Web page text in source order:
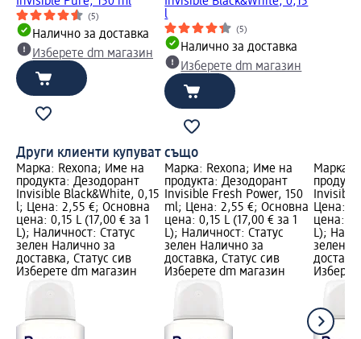
(5)
Налично за доставка
Изберете dm магазин
l
(5)
Налично за доставка
Изберете dm магазин
Други клиенти купуват също
Марка: Rexona; Име на
продукта: Дезодорант
Invisible Black&White, 0,15
l; Цена: 2,55 €; Основна
цена: 0,15 L (17,00 € за 1
L); Наличност: Статус
зелен Налично за
доставка, Статус сив
Изберете dm магазин
Марка: Rexona; Име на
продукта: Дезодорант
Invisible Fresh Power, 150
ml; Цена: 2,55 €; Основна
цена: 0,15 L (17,00 € за 1
L); Наличност: Статус
зелен Налично за
доставка, Статус сив
Изберете dm магазин
Марка:
Invisible
Цена:
цена:
L);
зелен